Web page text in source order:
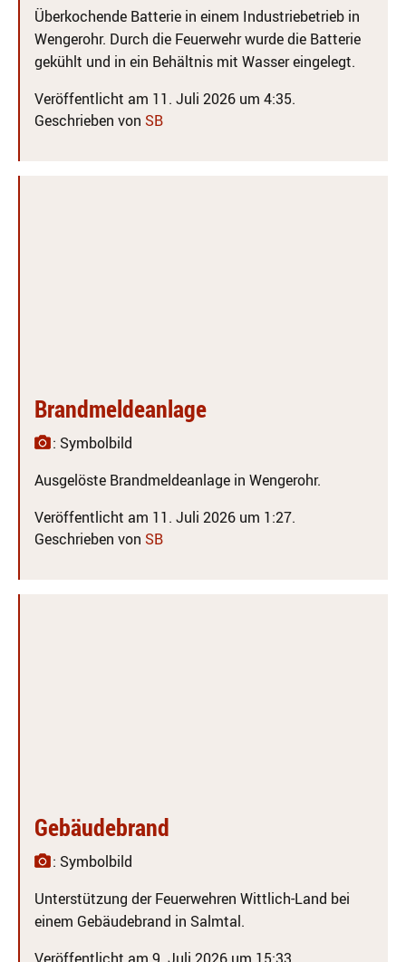
Überkochende Batterie in einem Industriebetrieb in
Wengerohr. Durch die Feuerwehr wurde die Batterie
gekühlt und in ein Behältnis mit Wasser eingelegt.
Veröffentlicht am 11. Juli 2026 um 4:35.
Geschrieben von SB
Brandmeldeanlage
: Symbolbild
Ausgelöste Brandmeldeanlage in Wengerohr.
Veröffentlicht am 11. Juli 2026 um 1:27.
Geschrieben von SB
Gebäudebrand
: Symbolbild
Unterstützung der Feuerwehren Wittlich-Land bei
einem Gebäudebrand in Salmtal.